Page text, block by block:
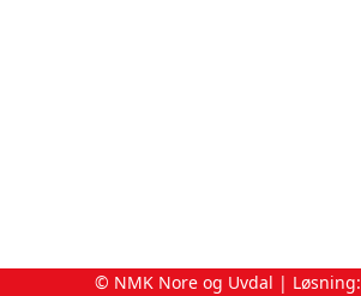
© NMK Nore og Uvdal | Løsning: